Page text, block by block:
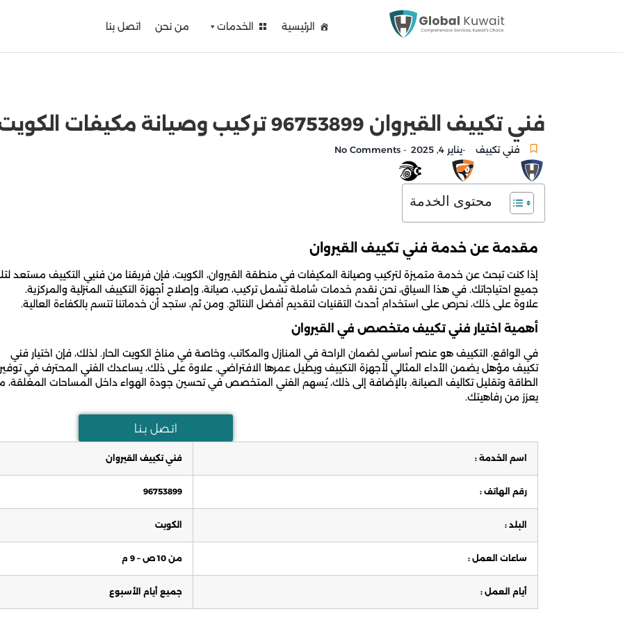
الرئيسية الخدمات من نحن اتصل بنا
فني تكييف القيروان 96753899 تركيب وصيانة مكيفات الكويت
فني تكييف -يناير 4, 2025 -
محتوى الخدمة
مقدمة عن خدمة فني تكييف القيروان
إذا كنت تبحث عن خدمة متميزة لتركيب وصيانة المكيفات في منطقة القيروان، الكويت، فإن فريقنا من فنيي التكييف مستعد
جميع احتياجاتك. في هذا السياق، نحن نقدم خدمات شاملة تشمل تركيب، صيانة، وإصلاح أجهزة التكييف المنزلية والمركزية.
علاوة على ذلك، نحرص على استخدام أحدث التقنيات لتقديم أفضل النتائج. ومن ثم، ستجد أن خدماتنا تتسم بالكفاءة العالية.
أهمية اختيار فني تكييف متخصص في القيروان
في الواقع، التكييف هو عنصر أساسي لضمان الراحة في المنازل والمكاتب، وخاصة في مناخ الكويت الحار. لذلك، فإن اختيار فني
تكييف مؤهل يضمن الأداء المثالي لأجهزة التكييف ويطيل عمرها الافتراضي. علاوة على ذلك، يساعدك الفني المحترف في توفير
الطاقة وتقليل تكاليف الصيانة. بالإضافة إلى ذلك، يُسهم الفني المتخصص في تحسين جودة الهواء داخل المساحات المغلقة،
يعزز من رفاهيتك.
اتـصل بـنـا
اسم الخدمة : فني تكييف القيروان
رقم الهاتف : 96753899
البلد : الكويت
ساعات العمل : من 10 ص – 9 م
أيام العمل : جميع أيام الأسبوع